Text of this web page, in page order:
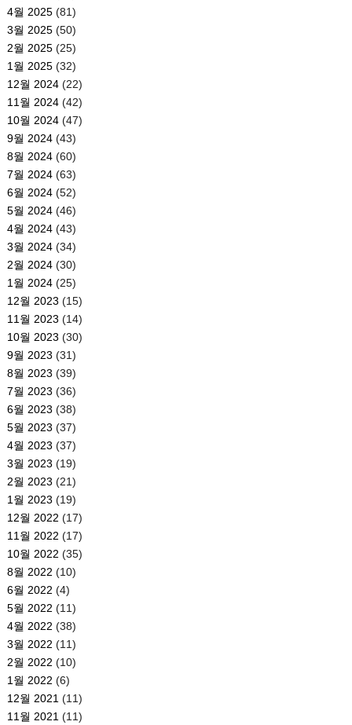
4월 2025(81)
3월 2025(50)
2월 2025(25)
1월 2025(32)
12월 2024(22)
11월 2024(42)
10월 2024(47)
9월 2024(43)
8월 2024(60)
7월 2024(63)
6월 2024(52)
5월 2024(46)
4월 2024(43)
3월 2024(34)
2월 2024(30)
1월 2024(25)
12월 2023 (15)
11월 2023 (14)
10월 2023 (30)
9월 2023 (31)
8월 2023 (39)
7월 2023 (36)
6월 2023 (38)
5월 2023 (37)
4월 2023 (37)
3월 2023 (19)
2월 2023 (21)
1월 2023 (19)
12월 2022 (17)
11월 2022 (17)
10월 2022 (35)
8월 2022 (10)
6월 2022 (4)
5월 2022 (11)
4월 2022 (38)
3월 2022 (11)
2월 2022 (10)
1월 2022 (6)
12월 2021 (11)
11월 2021 (11)